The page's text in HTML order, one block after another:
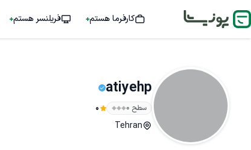
کارفرما هستم فریلنسر هستم
atiyehp
سطح ۰ 0
Tehran